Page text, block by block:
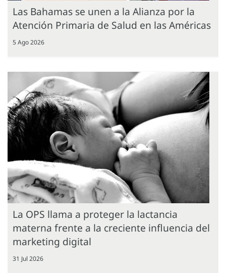
Las Bahamas se unen a la Alianza por la
Atención Primaria de Salud en las Américas
5 Ago 2026
La OPS llama a proteger la lactancia
materna frente a la creciente influencia del
marketing digital
31 Jul 2026